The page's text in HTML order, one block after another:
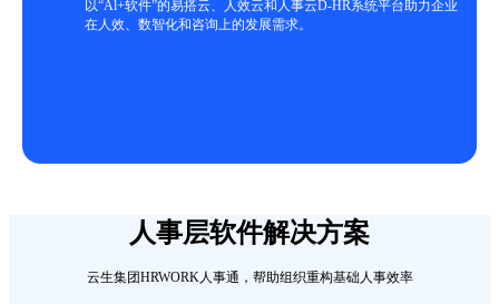
以“Al+软件”的易搭云、人效云和人事云D-HR系统平台助力企业
在人效、数智化和咨询上的发展需求。
人事层软件解决方案
云生集团HRWORK人事通，帮助组织重构基础人事效率